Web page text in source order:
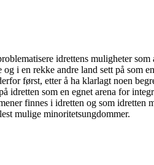
idrettens muligheter
i en rekke andre land sett på som
først, etter å ha klarlagt noen
idretten som en egnet arena for
finnes i idretten og som idretten
mulige minoritetsungdommer.